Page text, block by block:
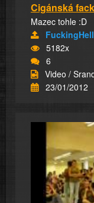
Cigánská
Mazec tohle :D
FuckingHell
5182x
6
Video /
23/01/2012